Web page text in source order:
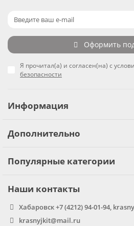
Оформить
Я прочитал(а) и согласен(на) с
безопасности
Информация
Дополнительно
Популярные категории
Наши контакты
Хабаровск +7 (4212) 94-01-94,
krasnyjkit@mail.ru